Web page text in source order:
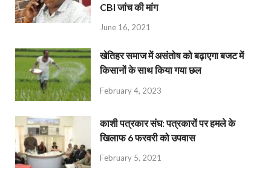
CBI जांच की मांग
June 16, 2021
खेतिहर समाज में असंतोष को बढ़ाएगा बजट में
किसानों के साथ किया गया छल
February 4, 2023
काशी पत्रकार संघ: पत्रकारों पर हमले के
खिलाफ 6 फरवरी को उपवास
February 5, 2021